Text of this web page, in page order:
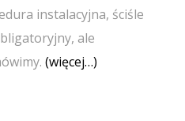
instalacyjna, ściśle
ale
(więcej…)